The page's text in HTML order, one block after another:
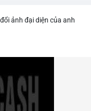
chịu áp lực bán
dự trữ CRO trị giá
ảnh đại diện của anh